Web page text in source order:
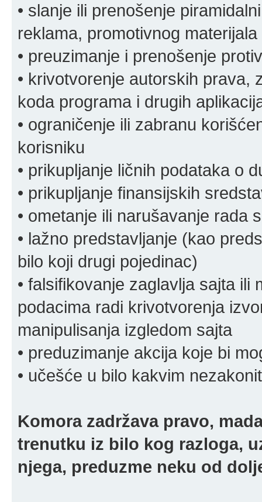
• slanje ili prenošenje
reklama, promotivnog
• preuzimanje i prenošenje
• krivotvorenje autorskih prava,
koda programa i drugih
• ograničenje ili zabranu
korisniku
• prikupljanje ličnih podataka o
• prikupljanje finansijskih
• ometanje ili narušavanje rada
• lažno predstavljanje (kao
bilo koji drugi pojedinac)
• falsifikovanje zaglavlja sajta ili
podacima radi krivotvorenja
manipulisanja izgledom sajta
• preduzimanje akcija koje bi
• učešće u bilo kakvim
Komora zadržava pravo,
trenutku iz bilo kog razloga,
njega, preduzme neku od